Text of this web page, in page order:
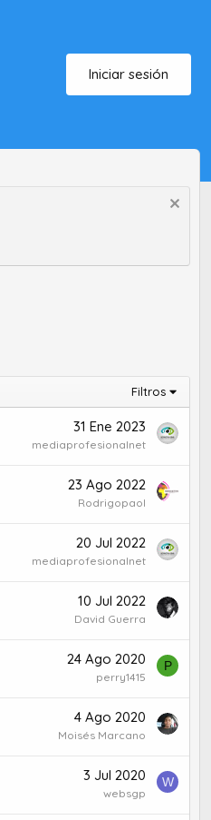
Iniciar sesión
Filtros
31 Ene 2023
mediaprofesionalnet
23 Ago 2022
Rodrigopaol
20 Jul 2022
mediaprofesionalnet
10 Jul 2022
David Guerra
24 Ago 2020
perry1415
P
4 Ago 2020
Moisés Marcano
3 Jul 2020
websgp
W